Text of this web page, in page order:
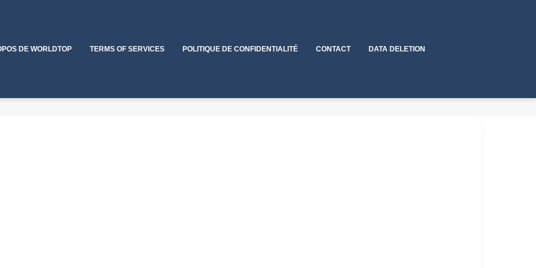
DE WORLDTOP TERMS OF SERVICES POLITIQUE DE CONFIDENTIALITÉ CONTACT DATA DELETION